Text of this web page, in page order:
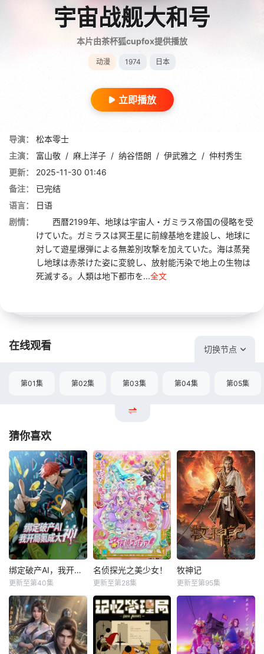
宇宙战舰大和号
本片由茶杯狐cupfox提供播放
动漫 1974 日本
立即播放
导演：
松本零士
主演：
富山敬 / 麻上洋子 / 纳谷悟朗 / 伊武雅之 / 仲村秀生
更新：
2025-11-30 01:46
备注：
已完结
语言：
日语
剧情：
西暦2199年、地球は宇宙人・ガミラス帝国の侵略を受
けていた。ガミラスは冥王星に前線基地を建設し、地球に
対して遊星爆弾による無差別攻撃を加えていた。海は蒸発
し地球は赤茶けた姿に変貌し、放射能汚染で地上の生物は
死滅する。人類は地下都市を...全文
在线观看 切换节点
第01集 第02集 第03集 第04集 第05集
猜你喜欢
绑定破产AI，我开局氪成大神动态漫
更新至第40集
名侦探光之美少女！
更新至第28集
牧神记
更新至第95集